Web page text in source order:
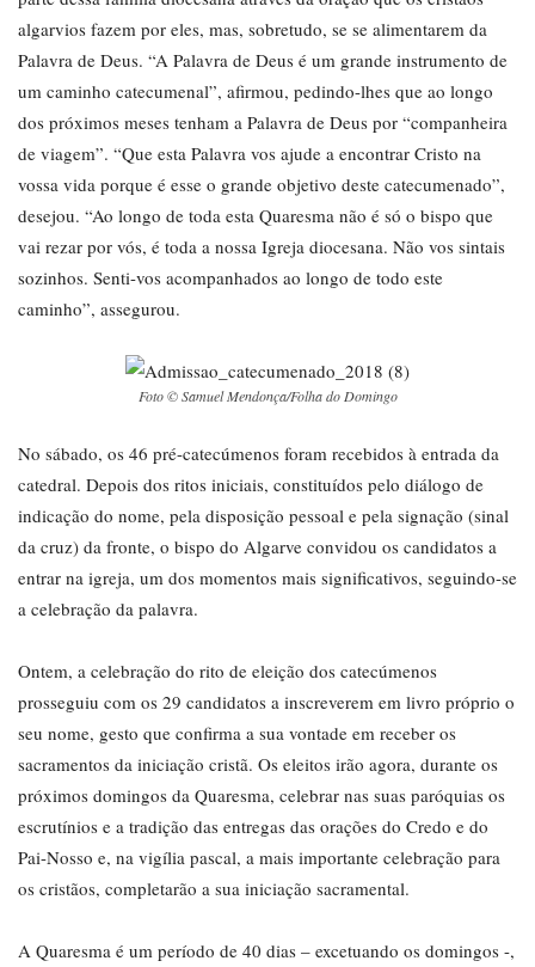
algarvios fazem por eles, mas, sobretudo, se se alimentarem da
Palavra de Deus. “A Palavra de Deus é um grande instrumento de
um caminho catecumenal”, afirmou, pedindo-lhes que ao longo
dos próximos meses tenham a Palavra de Deus por “companheira
de viagem”. “Que esta Palavra vos ajude a encontrar Cristo na
vossa vida porque é esse o grande objetivo deste catecumenado”,
desejou. “Ao longo de toda esta Quaresma não é só o bispo que
vai rezar por vós, é toda a nossa Igreja diocesana. Não vos sintais
sozinhos. Senti-vos acompanhados ao longo de todo este
caminho”, assegurou.
Foto © Samuel Mendonça/Folha do Domingo
No sábado, os 46 pré-catecúmenos foram recebidos à entrada da
catedral. Depois dos ritos iniciais, constituídos pelo diálogo de
indicação do nome, pela disposição pessoal e pela signação (sinal
da cruz) da fronte, o bispo do Algarve convidou os candidatos a
entrar na igreja, um dos momentos mais significativos, seguindo-se
a celebração da palavra.
Ontem, a celebração do rito de eleição dos catecúmenos
prosseguiu com os 29 candidatos a inscreverem em livro próprio o
seu nome, gesto que confirma a sua vontade em receber os
sacramentos da iniciação cristã. Os eleitos irão agora, durante os
próximos domingos da Quaresma, celebrar nas suas paróquias os
escrutínios e a tradição das entregas das orações do Credo e do
Pai-Nosso e, na vigília pascal, a mais importante celebração para
os cristãos, completarão a sua iniciação sacramental.
A Quaresma é um período de 40 dias – excetuando os domingos -,